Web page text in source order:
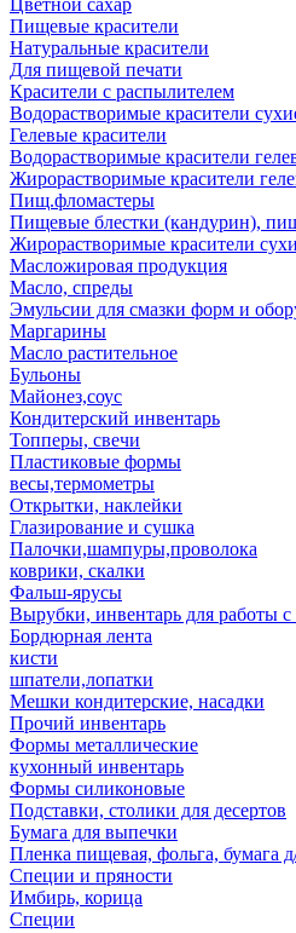
Цветной сахар
Пищевые красители
Натуральные красители
Для пищевой печати
Красители с распылителем
Водорастворимые красители
Гелевые красители
Водорастворимые красители
Жирорастворимые красители
Пищ.фломастеры
Пищевые блестки (кандурин),
Жирорастворимые красители
Масложировая продукция
Масло, спреды
Эмульсии для смазки форм и
Маргарины
Масло растительное
Бульоны
Майонез,соус
Кондитерский инвентарь
Топперы, свечи
Пластиковые формы
весы,термометры
Открытки, наклейки
Глазирование и сушка
Палочки,шампуры,проволока
коврики, скалки
Фальш-ярусы
Вырубки, инвентарь для работы
Бордюрная лента
кисти
шпатели,лопатки
Мешки кондитерские, насадки
Прочий инвентарь
Формы металлические
кухонный инвентарь
Формы силиконовые
Подставки, столики для десертов
Бумага для выпечки
Пленка пищевая, фольга, бумага
Специи и пряности
Имбирь, корица
Специи